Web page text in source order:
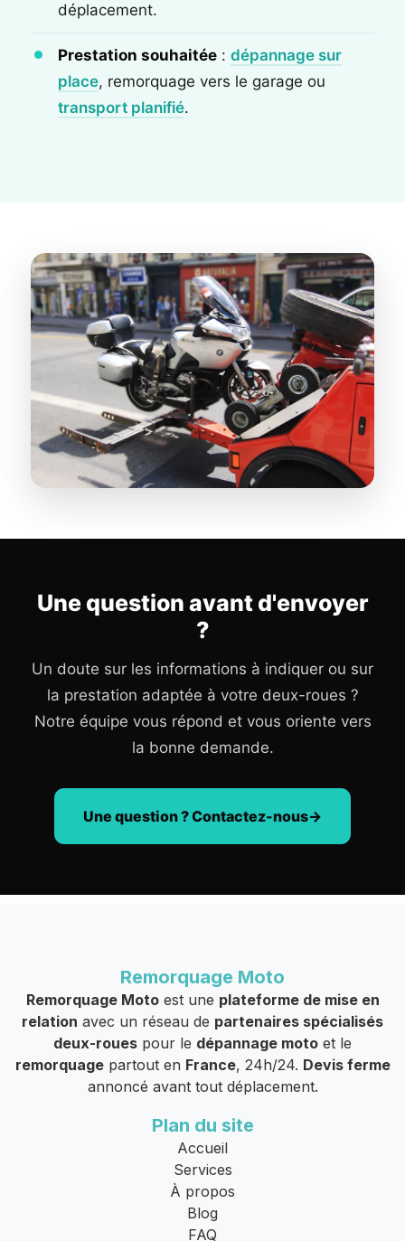
déplacement.
Prestation souhaitée : dépannage sur
place, remorquage vers le garage ou
transport planifié.
Une question avant d'envoyer
?
Un doute sur les informations à indiquer ou sur
la prestation adaptée à votre deux-roues ?
Notre équipe vous répond et vous oriente vers
la bonne demande.
Une question ? Contactez-nous
Remorquage Moto
Remorquage Motoest une plateforme de mise en
relation avec un réseau de partenaires spécialisés
deux-roues pour le dépannage moto et le
remorquagepartout en France, 24h/24. Devis ferme
annoncé avant tout déplacement.
Plan du site
Accueil
Services
À propos
Blog
FAQ